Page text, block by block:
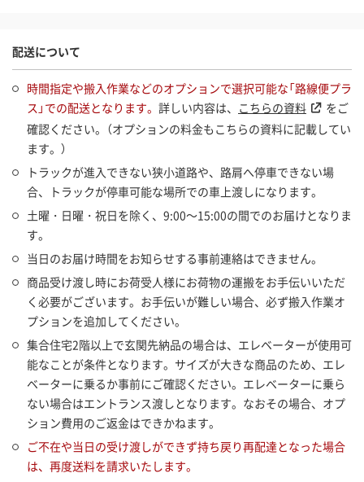
配送について
時間指定や搬入作業などのオプションで選択可能な「路線便プラ
ス」での配送となります。 詳しい内容は、 こちらの資料
をご
確認ください。（オプションの料金もこちらの資料に記載してい
ます。）
トラックが進入できない狭小道路や、路肩へ停車できない場
合、トラックが停車可能な場所での車上渡しになります。
土曜・日曜・祝日を除く、9:00～15:00の間でのお届けとなりま
す。
当日のお届け時間をお知らせする事前連絡はできません。
商品受け渡し時にお荷受人様にお荷物の運搬をお手伝いいただ
く必要がございます。お手伝いが難しい場合、必ず搬入作業オ
プションを追加してください。
集合住宅2階以上で玄関先納品の場合は、エレベーターが使用可
能なことが条件となります。サイズが大きな商品のため、エレ
ベーターに乗るか事前にご確認ください。エレベーターに乗ら
ない場合はエントランス渡しとなります。なおその場合、オプ
ション費用のご返金はできかねます。
ご不在や当日の受け渡しができず持ち戻り再配達となった場合
は、再度送料を請求いたします。